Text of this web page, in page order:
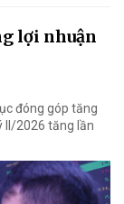
lợi nhuận
đóng góp tăng
II/2026 tăng lần